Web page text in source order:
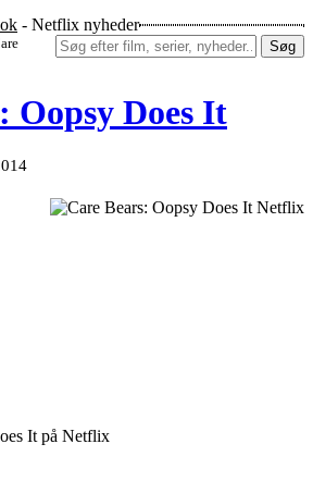
- Netflix nyheder
Søg
Oopsy Does It